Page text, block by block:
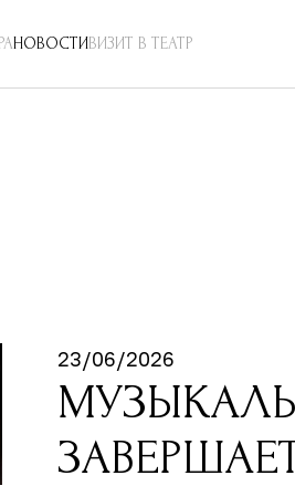
НОВОСТИВИЗИТ В ТЕАТР
23/06/2026